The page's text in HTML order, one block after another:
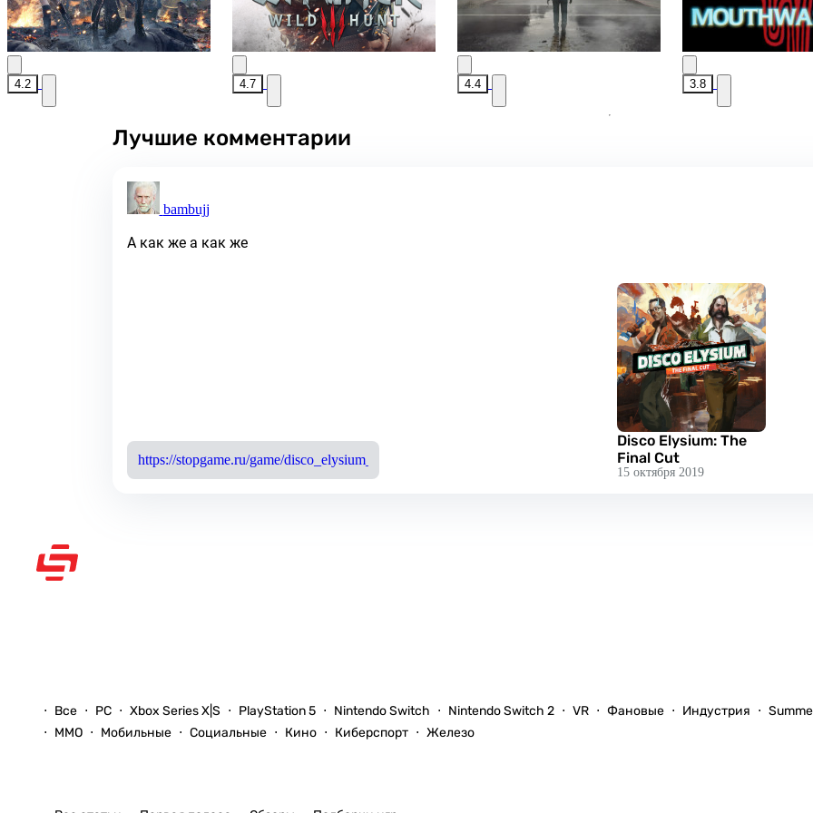
4.2 4.7 4.4 3.8
Лучшие комментарии
bambujj
А как же а как же
https://stopgame.ru/game/disco_elysium_the_final_cut
Disco Elysium: The
Final Cut
15 октября 2019
Все PC Xbox Series X|S PlayStation 5 Nintendo Switch Nintendo Switch 2 VR Фановые Индустрия
ММО
Мобильные Социальные Кино Киберспорт Железо